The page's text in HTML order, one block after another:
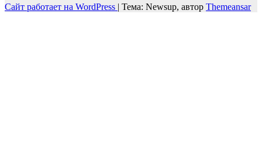
Сайт работает на WordPress | Тема: Newsup, автор Themeansar